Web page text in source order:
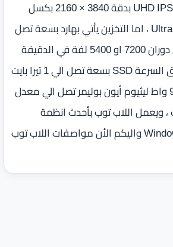
تصل الي 15.6 بوصة UHD IPS بدقة 3840 × 2160 بكسل
مضاد للتوهج UltraSharp ، اما التخزين يأتي بهارد بسعة تصل
الي 1 تيرا بايت بمعدل دوران 7200 او 5400 لفة في الدقيقة
وهارد تخزين ثاني فائق السرعة SSD بسعة تصل الي 1 تيرا بايت
، و بطارية تصل الي 91 واط ليثيوم أيون بوليمر تصل الي معدل
4 ساعات ، ويعمل اللاب توب بأحدث انظمة
مايكروسوفت Windows 10 واليكم الأن مواصفات اللاب توب